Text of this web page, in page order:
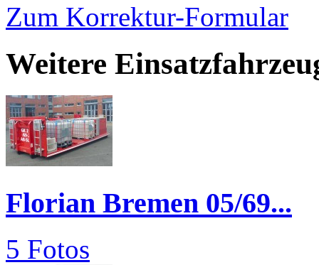
Zum Korrektur-Formular
Weitere
Florian Bremen 05/69...
5 Fotos